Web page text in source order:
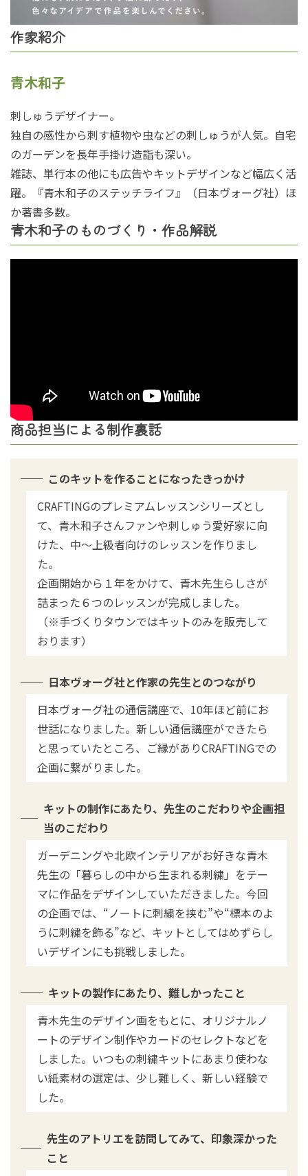
作家紹介
青木和子
刺しゅうデザイナー。
独自の感性から刺す植物や虫などの刺しゅうが人気。自宅
のガーデンを長年手掛け造詣も深い。
雑誌、単行本の他にも広告やキットデザインなど幅広く活
躍。『青木和子のステッチライフ』（日本ヴォーグ社）ほ
か著書多数。
青木和子のものづくり・作品解説
商品担当による制作裏話
このキットを作ることになったきっかけ
CRAFTINGのプレミアムレッスンシリーズとし
て、青木和子さんファンや刺しゅう愛好家に向
けた、中～上級者向けのレッスンを作りまし
た。
企画開始から１年をかけて、青木先生らしさが
詰まった６つのレッスンが完成しました。
（※手づくりタウンではキットのみを販売して
おります）
日本ヴォーグ社と作家の先生とのつながり
日本ヴォーグ社の通信講座で、10年ほど前にお
世話になりました。新しい通信講座ができたら
と思っていたところ、ご縁がありCRAFTINGでの
企画に繋がりました。
キットの制作にあたり、先生のこだわりや企画担
当のこだわり
ガーデニングや北欧インテリアがお好きな青木
先生の「暮らしの中から生まれる刺繍」をテー
マに作品をデザインしていただきました。今回
の企画では、“ノートに刺繍を挟む”や“標本のよ
うに刺繍を飾る”など、キットとしてはめずらし
いデザインにも挑戦しました。
キットの製作にあたり、難しかったこと
青木先生のデザイン画をもとに、オリジナルノ
ートのデザイン制作やカードのセレクトなどを
しました。いつもの刺繍キットにあまり使わな
い紙素材の選定は、少し難しく、新しい経験で
した。
先生のアトリエを訪問してみて、印象深かった
こと